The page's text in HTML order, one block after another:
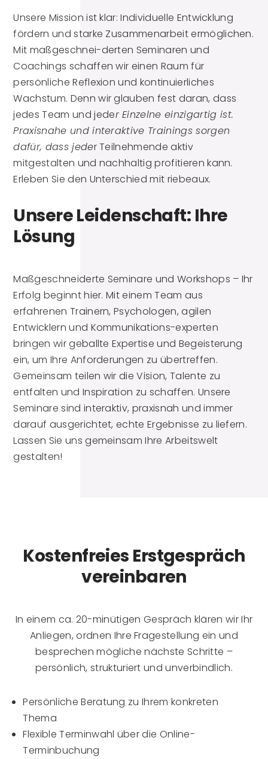
Unsere Mission ist klar: Individuelle Entwicklung
fördern und starke Zusammenarbeit ermöglichen.
Mit maßgeschnei-derten Seminaren und
Coachings schaffen wir einen Raum für
persönliche Reflexion und kontinuierliches
Wachstum. Denn wir glauben fest daran, dass
jedes Team und jeder Einzelne einzigartig ist.
Praxisnahe und interaktive Trainings sorgen
dafür, dass jeder Teilnehmende aktiv
mitgestalten und nachhaltig profitieren kann.
Erleben Sie den Unterschied mit riebeaux.
Unsere Leidenschaft: Ihre
Lösung
Maßgeschneiderte Seminare und Workshops – Ihr
Erfolg beginnt hier. Mit einem Team aus
erfahrenen Trainern, Psychologen, agilen
Entwicklern und Kommunikations-experten
bringen wir geballte Expertise und Begeisterung
ein, um Ihre Anforderungen zu übertreffen.
Gemeinsam teilen wir die Vision, Talente zu
entfalten und Inspiration zu schaffen. Unsere
Seminare sind interaktiv, praxisnah und immer
darauf ausgerichtet, echte Ergebnisse zu liefern.
Lassen Sie uns gemeinsam Ihre Arbeitswelt
gestalten!
Kostenfreies Erstgespräch
vereinbaren
In einem ca. 20-minütigen Gespräch klären wir Ihr
Anliegen, ordnen Ihre Fragestellung ein und
besprechen mögliche nächste Schritte –
persönlich, strukturiert und unverbindlich.
Persönliche Beratung zu Ihrem konkreten
Thema
Flexible Terminwahl über die Online-
Terminbuchung